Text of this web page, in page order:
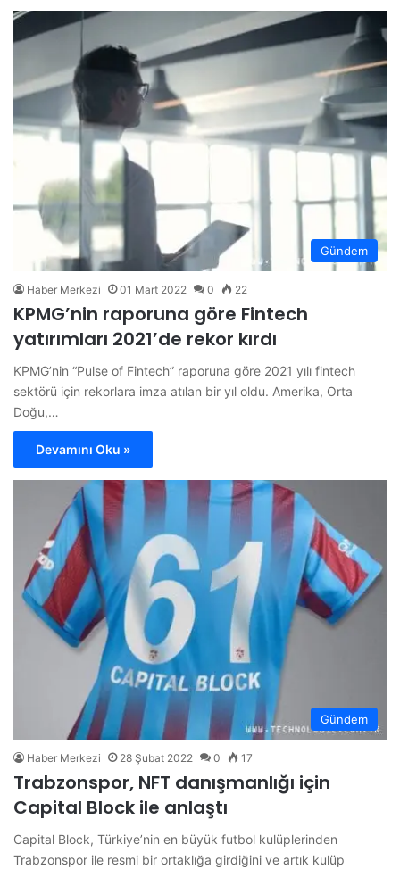
Gündem
Haber Merkezi 01 Mart 2022 0 22
KPMG’nin raporuna göre Fintech
yatırımları 2021’de rekor kırdı
KPMG’nin “Pulse of Fintech” raporuna göre 2021 yılı fintech
sektörü için rekorlara imza atılan bir yıl oldu. Amerika, Orta
Doğu,…
Devamını Oku »
Gündem
Haber Merkezi 28 Şubat 2022 0 17
Trabzonspor, NFT danışmanlığı için
Capital Block ile anlaştı
Capital Block, Türkiye’nin en büyük futbol kulüplerinden
Trabzonspor ile resmi bir ortaklığa girdiğini ve artık kulüp